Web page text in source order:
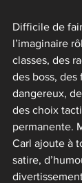
Difficile de
l’imaginaire
classes, des
des boss, des
dangereux,
des choix
permanente.
Carl ajoute à
satire,